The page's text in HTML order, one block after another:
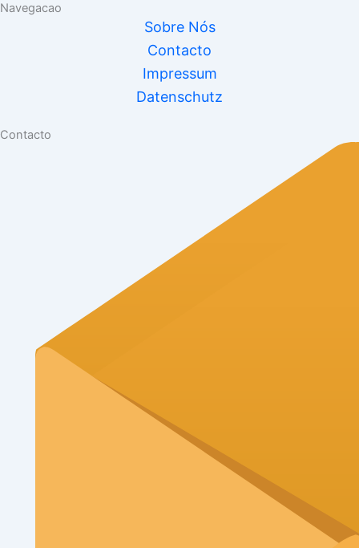
Navegacao
Sobre Nós
Contacto
Impressum
Datenschutz
Contacto